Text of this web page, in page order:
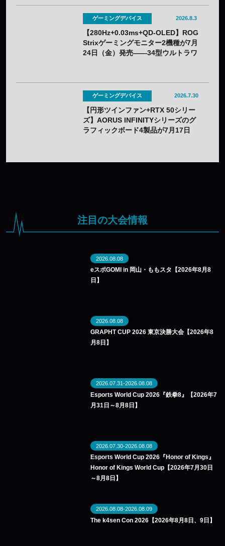
ゲーミングデバイス 2026.8.3
【280Hz+0.03ms+QD-OLED】ROG
Strixゲーミングモニター2機種が7月
24日（金）発売——34型ウルトラワ
ゲーミングデバイス 2026.7.30
【円形ツインファン+RTX 50シリー
ズ】AORUS INFINITYシリーズのグ
ラフィックボード4製品が7月17日
注目の大会情報
2026.08.08
eスポGOMI in 岡山・ももスタ【2026年8月8
日】
2026.08.08
GRAPHT CUP 2026 東京決勝大会【2026年8
月8日】
2026.07.31-2026.08.08
Esports World Cup 2026『鉄拳8』【2026年7
月31日～8月8日】
2026.07.30-2026.08.08
Esports World Cup 2026『Honor of Kings』
Honor of Kings World Cup【2026年7月30日
～8月8日】
2026.08.08-2026.08.09
The k4sen Con 2026【2026年8月8日、9日】